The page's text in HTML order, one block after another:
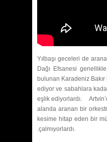
Yılbaşı geceleri de
Dağı Efsanesi
bulunan Karadeniz
ediyor ve sabahlara
eşlik ediyorlardı.
alanda aranan bir
kesime hitap eden bir
.çalmıyorlardı.